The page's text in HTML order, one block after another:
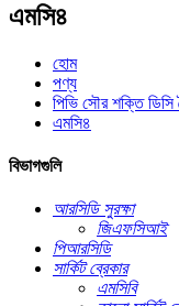
এমসি৪
হোম
পণ্য
পিভি সৌর শক্তি ডিসি
এমসি৪
বিভাগগুলি
আরসিডি সুরক্ষা
জিএফসিআই
পিআরসিডি
সার্কিট ব্রেকার
এমসিবি